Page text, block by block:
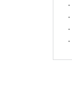
・
・
・
・